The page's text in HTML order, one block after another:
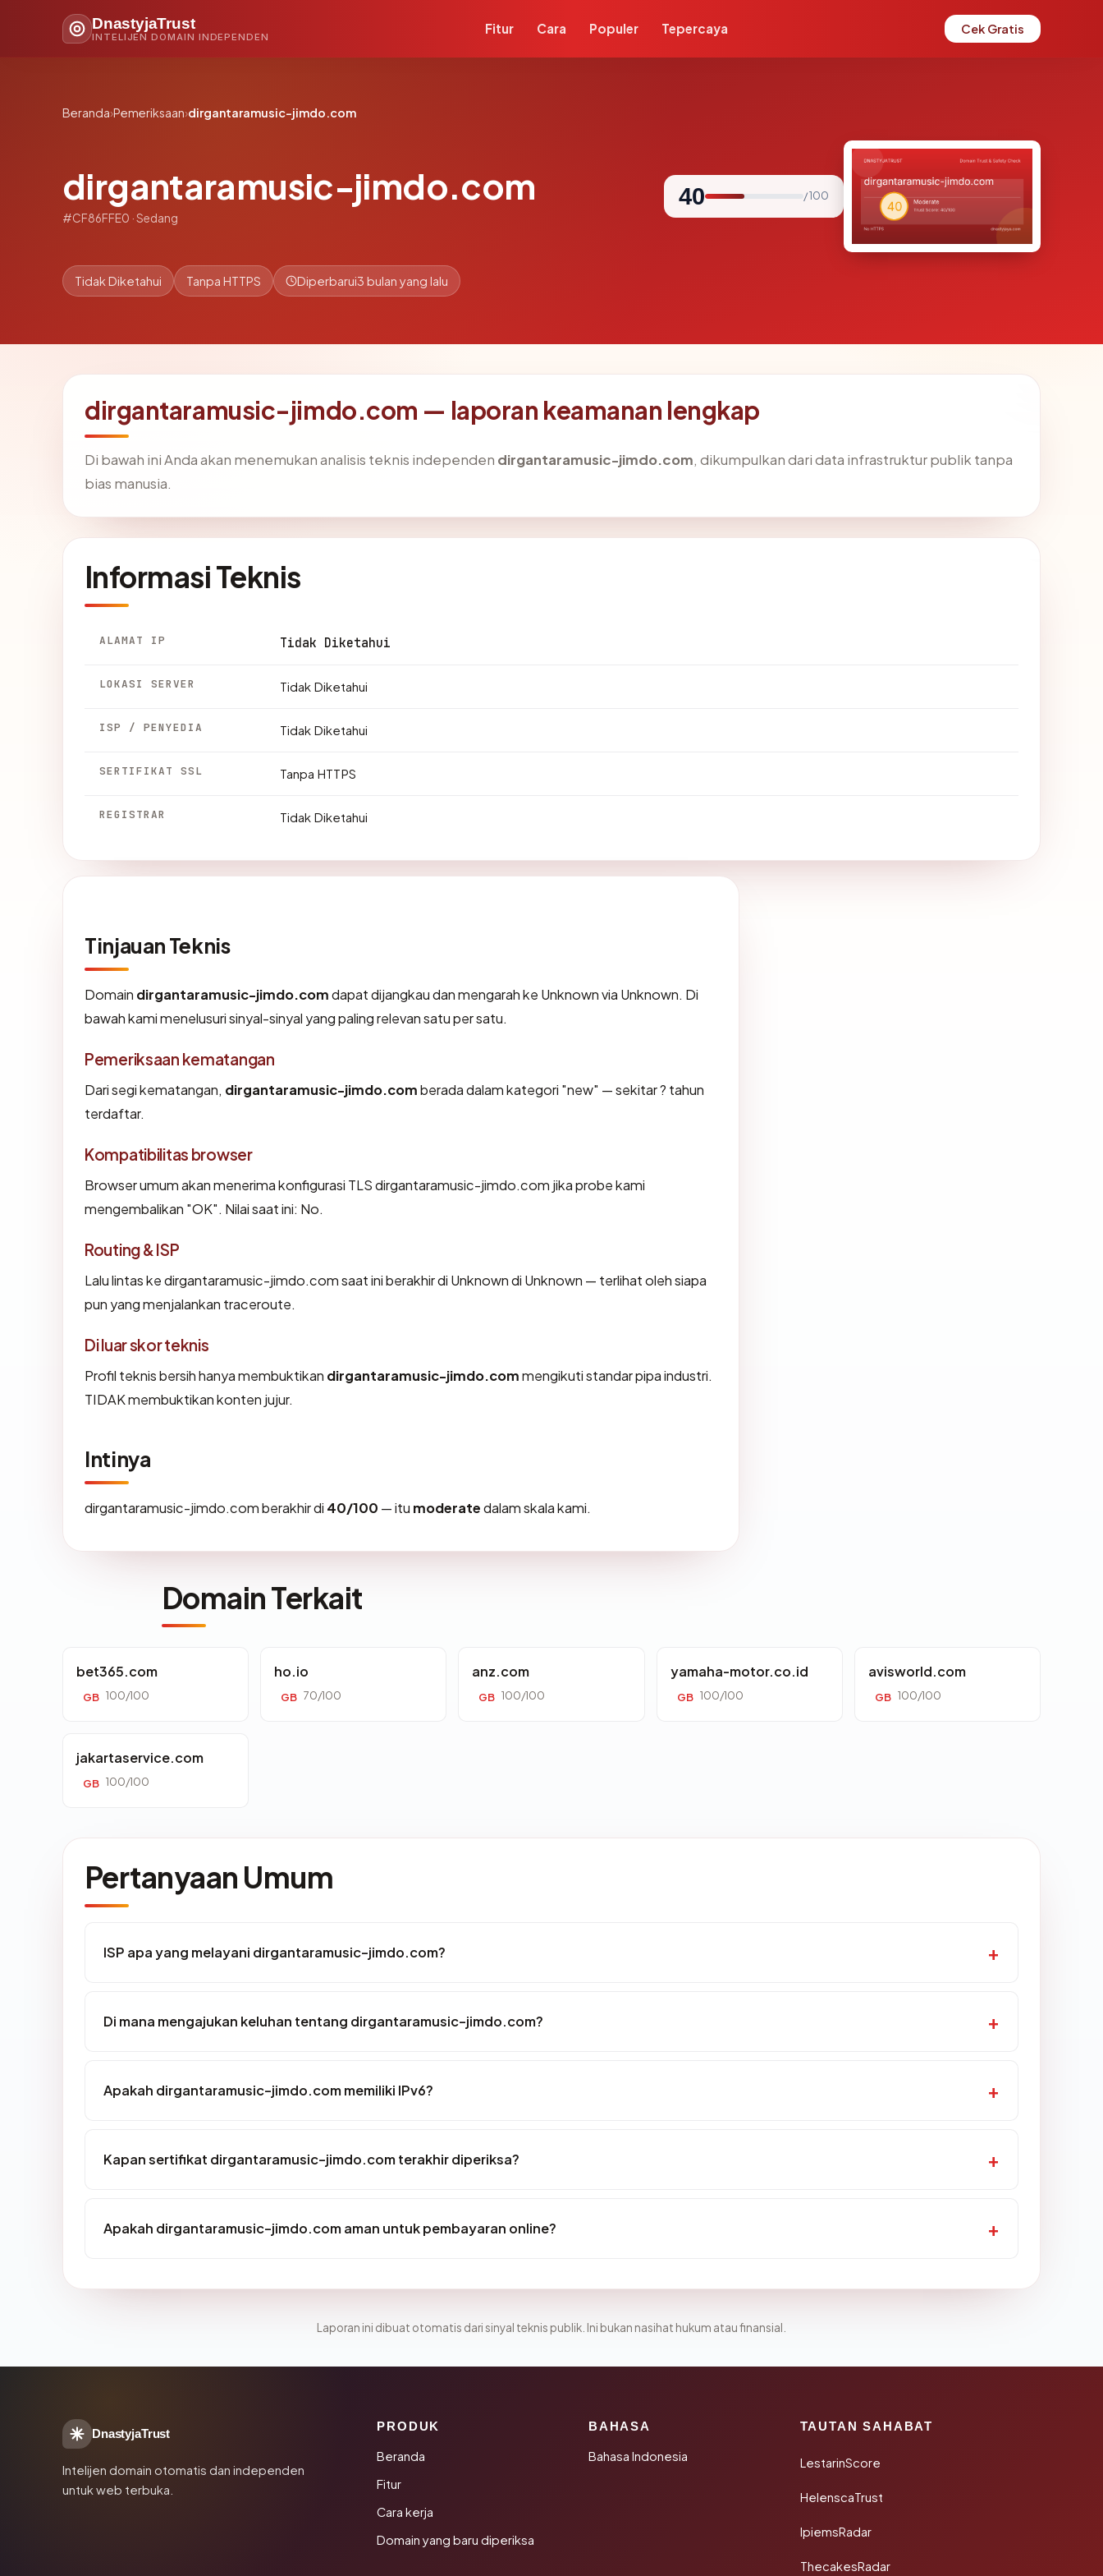
DnastyjaTrust
INTELIJEN DOMAIN INDEPENDEN
Fitur Cara Populer Tepercaya Cek Gratis
Beranda›Pemeriksaan›dirgantaramusic-jimdo.com
dirgantaramusic-jimdo.com
#CF86FFE0 · Sedang
40 / 100
Tidak Diketahui Tanpa HTTPS Diperbarui3 bulan yang lalu
dirgantaramusic-jimdo.com — laporan keamanan lengkap
Di bawah ini Anda akan menemukan analisis teknis independen dirgantaramusic-jimdo.com, dikumpulkan dari data infrastruktur publik tanpa
bias manusia.
Informasi Teknis
ALAMAT IP Tidak Diketahui
LOKASI SERVER Tidak Diketahui
ISP / PENYEDIA Tidak Diketahui
SERTIFIKAT SSL Tanpa HTTPS
REGISTRAR Tidak Diketahui
Tinjauan Teknis
Domain dirgantaramusic-jimdo.comdapat dijangkau dan mengarah ke Unknown via Unknown. Di
bawah kami menelusuri sinyal-sinyal yang paling relevan satu per satu.
Pemeriksaan kematangan
Dari segi kematangan, dirgantaramusic-jimdo.comberada dalam kategori "new" — sekitar ? tahun
terdaftar.
Kompatibilitas browser
Browser umum akan menerima konfigurasi TLS dirgantaramusic-jimdo.com jika probe kami
mengembalikan "OK". Nilai saat ini: No.
Routing & ISP
Lalu lintas ke dirgantaramusic-jimdo.com saat ini berakhir di Unknown di Unknown — terlihat oleh siapa
pun yang menjalankan traceroute.
Di luar skor teknis
Profil teknis bersih hanya membuktikan dirgantaramusic-jimdo.commengikuti standar pipa industri.
TIDAK membuktikan konten jujur.
Intinya
dirgantaramusic-jimdo.com berakhir di 40/100 — itu moderatedalam skala kami.
Domain Terkait
bet365.com
GB 100/100
ho.io
GB 70/100
anz.com
GB 100/100
yamaha-motor.co.id
GB 100/100
avisworld.com
GB 100/100
jakartaservice.com
GB 100/100
Pertanyaan Umum
ISP apa yang melayani dirgantaramusic-jimdo.com?
Di mana mengajukan keluhan tentang dirgantaramusic-jimdo.com?
Apakah dirgantaramusic-jimdo.com memiliki IPv6?
Kapan sertifikat dirgantaramusic-jimdo.com terakhir diperiksa?
Apakah dirgantaramusic-jimdo.com aman untuk pembayaran online?
Laporan ini dibuat otomatis dari sinyal teknis publik. Ini bukan nasihat hukum atau finansial.
DnastyjaTrust
Intelijen domain otomatis dan independen
untuk web terbuka.
PRODUK
Beranda
Fitur
Cara kerja
Domain yang baru diperiksa
BAHASA
Bahasa Indonesia
TAUTAN SAHABAT
LestarinScore
HelenscaTrust
IpiemsRadar
ThecakesRadar